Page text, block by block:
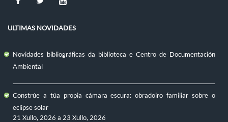
ULTIMAS NOVIDADES
Novidades bibliográficas da biblioteca e Centro de Documentación
Ambiental
Constrúe a túa propia cámara escura: obradoiro familiar sobre o
eclipse solar
21 Xullo, 2026 a 23 Xullo, 2026